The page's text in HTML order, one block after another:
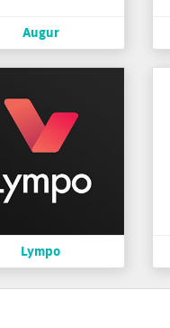
Augur
Lympo